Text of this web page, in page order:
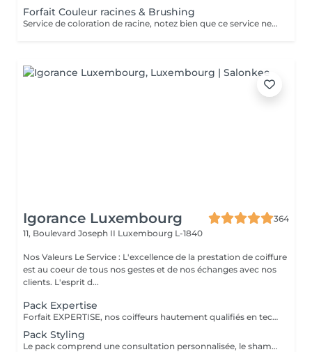
Forfait Couleur racines & Brushing
Service de coloration de racine, notez bien que ce service ne permet pas d‘effectuer d’importants éclaircissements tel qu‘un balayage ou des mèches.
Igorance Luxembourg
364
11, Boulevard Joseph II Luxembourg L-1840
Nos Valeurs Le Service : L'excellence de la prestation de coiffure
est au coeur de tous nos gestes et de nos échanges avec nos
clients. L'esprit d...
Pack Expertise
Forfait EXPERTISE, nos coiffeurs hautement qualifiés en technique anglo-saxonne, en formation continu et diplômés d’une académie anglaise à Paris. Vous offre une séance d’une heure avec votre coach en suivi beauté. Ce pack inclus : 1 h de prestation Un diagnostique personnalisé Shampoing spécifique Haircare Conditioner spécifique Produit de coiffage Coupe Styling Produit de finition
Pack Styling
Le pack comprend une consultation personnalisée, le shampooing et le conditionneur spécifiques REDKEN , le séchage et les produits de styling REDKEN * Tarifs à titre indicatifs à confirmer après la consultation personnalisée établit auprès de votre coiffeur/stylist/spécialiste * La direction se réserve le droit d’apporter des modifications pour le bon fonctionnement du salon